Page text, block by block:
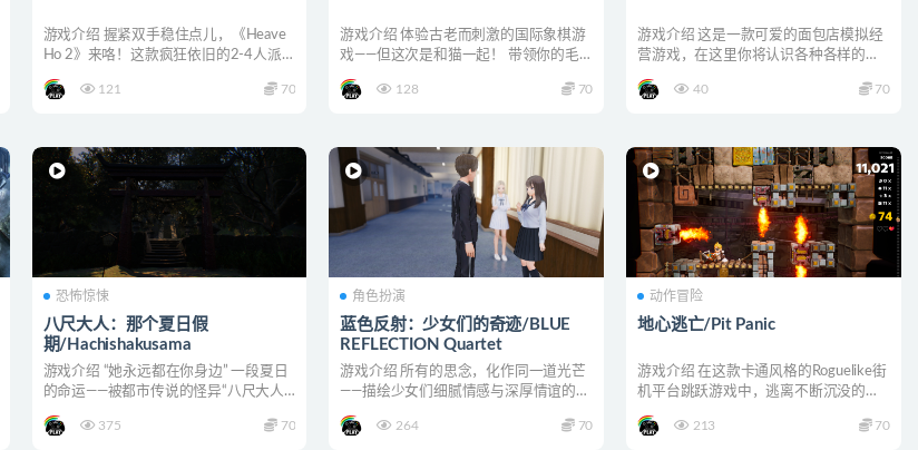
游戏介绍 握紧双手稳住点儿，《Heave
Ho 2》来咯！这款疯狂依旧的2-4人派对
121
70
游戏介绍 体验古老而刺激的国际象棋游
戏——但这次是和猫一起！ 带领你的毛
128
70
游戏介绍 这是一款可爱的面包店模拟经
营游戏，在这里你将认识各种各样的面
40
70
恐怖惊悚
八尺大人：那个夏日假
期/Hachishakusama
游戏介绍 “她永远都在你身边” 一段夏日
的命运——被都市传说的怪异“八尺大人”
375
70
角色扮演
蓝色反射：少女们的奇迹/BLUE
REFLECTION Quartet
游戏介绍 所有的思念，化作同一道光芒
——描绘少女们细腻情感与深厚情谊的
264
70
动作冒险
地心逃亡/Pit Panic
游戏介绍 在这款卡通风格的Roguelike街
机平台跳跃游戏中，逃离不断沉没的阿
213
70